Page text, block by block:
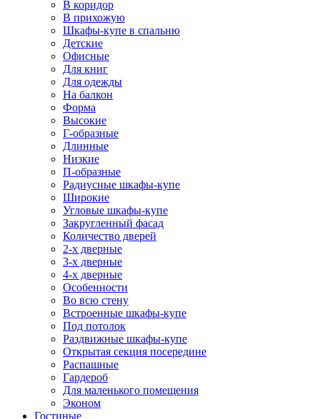
В коридор
В прихожую
Шкафы-купе в спальню
Детские
Офисные
Для книг
Для одежды
На балкон
Форма
Высокие
Г-образные
Длинные
Низкие
П-образные
Радиусные шкафы-купе
Широкие
Угловые шкафы-купе
Закругленный фасад
Количество дверей
2-х дверные
3-х дверные
4-х дверные
Особенности
Во всю стену
Встроенные шкафы-купе
Под потолок
Раздвижные шкафы-купе
Открытая секция посередине
Распашные
Гардероб
Для маленького помещения
Эконом
Гостиные